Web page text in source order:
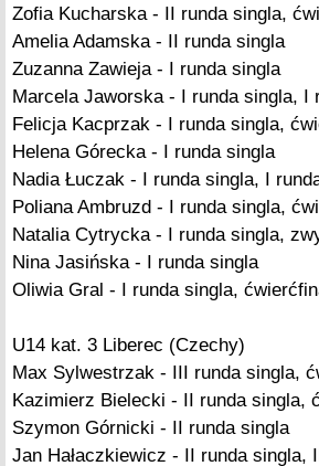
Zofia Kucharska - II runda singla,
Amelia Adamska - II runda singla
Zuzanna Zawieja - I runda singla
Marcela Jaworska - I runda singla, I
Felicja Kacprzak - I runda singla,
Helena Górecka - I runda singla
Nadia Łuczak - I runda singla, I
Poliana Ambruzd - I runda singla,
Natalia Cytrycka - I runda singla,
Nina Jasińska - I runda singla
Oliwia Gral - I runda singla,
U14 kat. 3 Liberec (Czechy)
Max Sylwestrzak - III runda singla,
Kazimierz Bielecki - II runda singla,
Szymon Górnicki - II runda singla
Jan Hałaczkiewicz - II runda singla,